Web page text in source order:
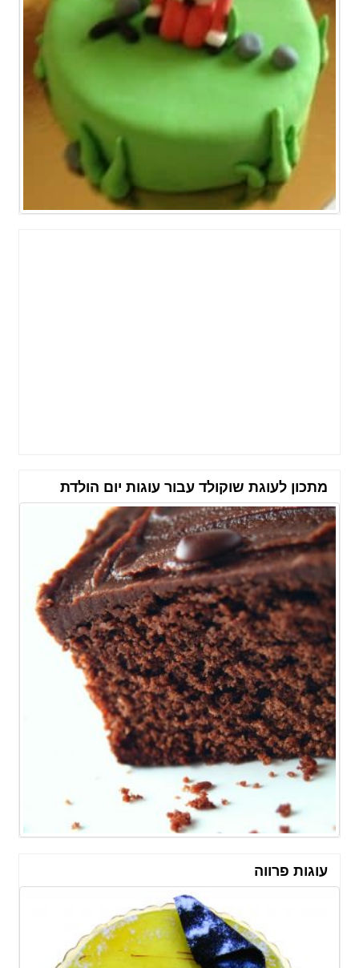
מתכון לעוגת שוקולד עבור עוגות יום הולדת
עוגות פרווה